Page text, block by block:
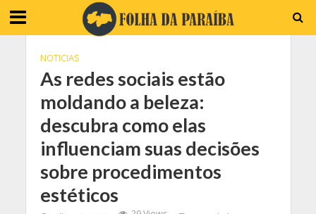
NOTICIAS
As redes sociais estão
moldando a beleza:
descubra como elas
influenciam suas decisões
sobre procedimentos
estéticos